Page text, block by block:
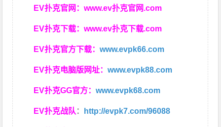
EV扑克官网：www.ev扑克官网.com
EV扑克下载：www.ev扑克下载.com
EV扑克官方下载：www.evpk66.com
EV扑克电脑版网址：www.evpk88.com
EV扑克GG官方：www.evpk68.com
EV扑克战队： http://evpk7.com/96088